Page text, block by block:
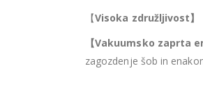
【Visoka združljivost】
【Vakuumsko zaprta
zagozdenje šob in